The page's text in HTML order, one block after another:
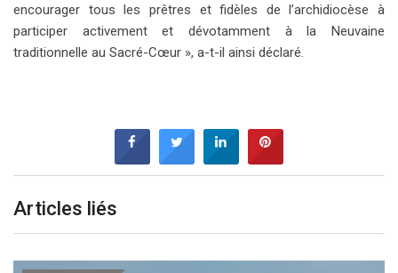
encourager tous les prêtres et fidèles de l’archidiocèse à
participer activement et dévotamment à la Neuvaine
traditionnelle au Sacré-Cœur », a-t-il ainsi déclaré.
Articles liés